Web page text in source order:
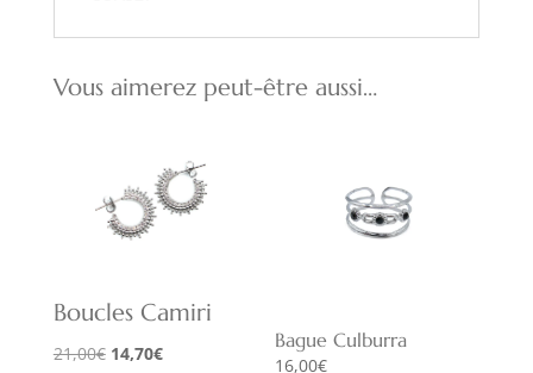
Vous aimerez peut-être aussi…
Boucles Camiri
21,00€ Le
14,70€Le
Bague Culburra
16,00€